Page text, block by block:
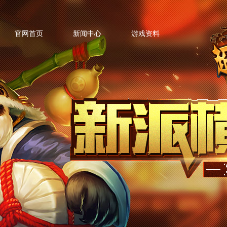
官网首页 新闻中心 游戏资料